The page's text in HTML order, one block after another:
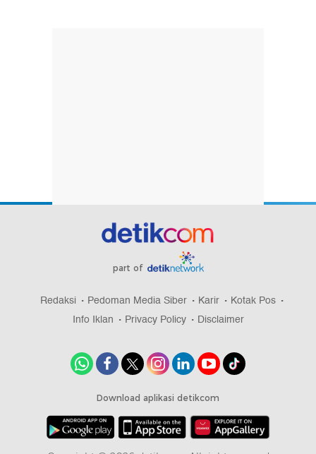
part of
Redaksi Pedoman Media Siber Karir
Kotak Pos
Info Iklan
Privacy Policy Disclaimer
Download aplikasi detikcom